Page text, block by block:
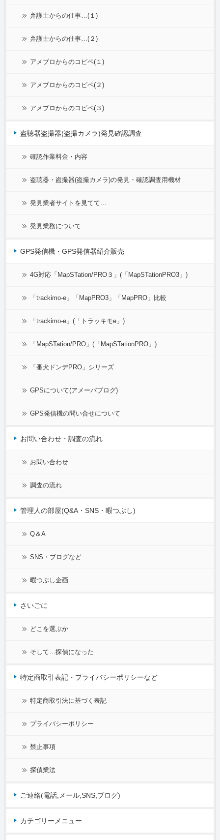
弁護士からの仕事…(１)
弁護士からの仕事…(２)
アメブロからのコピペ(１)
アメブロからのコピペ(２)
アメブロからのコピペ(３)
盗聴器盗撮器(盗撮カメラ)発見確認調査
確認作業料金・内容
盗聴器・盗撮器(盗撮カメラ)の発見・確認調査用機材
発見業者サイトを見てて…
発見業務について
GPS発信機・GPS発信器紹介販売
4G対応「MapSTation/PRO３」(「MapSTationPRO3」)
「trackimo-e」「MapPRO3」「MapPRO」比較
「trackimo-e」(「トラッキモe」)
「MapSTation/PRO」(「MapSTationPRO」)
「番犬ドンデPRO」シリーズ
GPSについて(アメーバブログ)
GPS発信機の問い合せについて
お問い合わせ・調査の流れ
お問い合わせ
調査の流れ
管理人の部屋(Q&A・SNS・暇つぶし)
Q＆A
SNS・ブログなど
暇つぶし企画
さいごに
どこを選ぶか
そして…探偵になった
特定商取引表記・プライバシーポリシーなど
特定商取引法に基づく表記
プライバシーポリシー
禁止事項
探偵業法
ご連絡(電話,メール,SNS,ブログ)
カテゴリーメニュー